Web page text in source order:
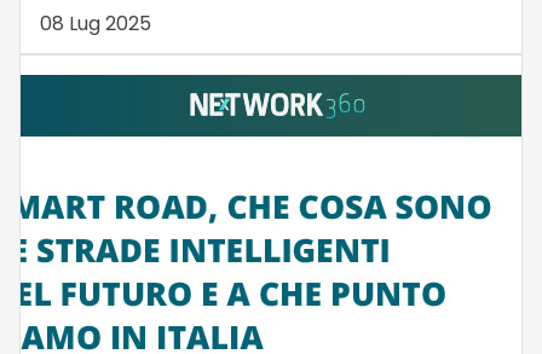
08 Lug 2025